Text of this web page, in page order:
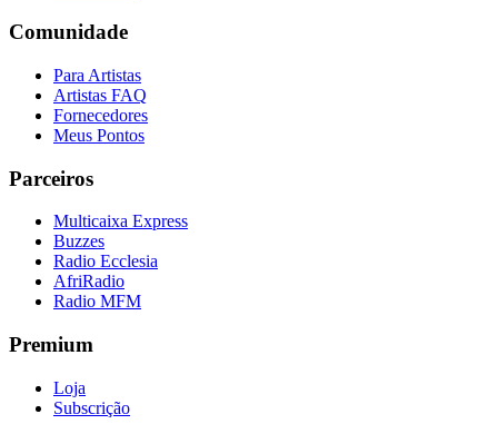
Comunidade
Para Artistas
Artistas FAQ
Fornecedores
Meus Pontos
Parceiros
Multicaixa Express
Buzzes
Radio Ecclesia
AfriRadio
Radio MFM
Premium
Loja
Subscrição